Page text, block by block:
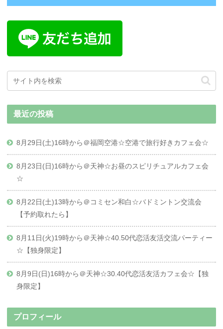
最近の投稿
8月29日(土)16時から＠福岡空港☆空港で旅行好きカフェ会☆
8月23日(日)16時から＠天神☆お昼のスピリチュアルカフェ会
☆
8月22日(土)13時から＠コミセン和白☆バドミントン交流会
【予約取れたら】
8月11日(火)19時から＠天神☆40.50代恋活友活交流パーティー
☆【独身限定】
8月9日(日)16時から＠天神☆30.40代恋活友活カフェ会☆【独
身限定】
プロフィール